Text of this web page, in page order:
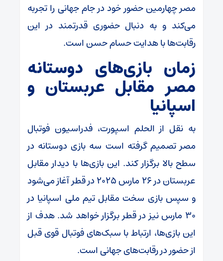
مصر چهارمین حضور خود در جام جهانی را تجربه
می‌کند و به دنبال حضوری قدرتمند در این
رقابت‌ها با هدایت حسام حسن است.
زمان بازی‌های دوستانه
مصر مقابل عربستان و
اسپانیا
به نقل از الحلم اسپورت، فدراسیون فوتبال
مصر تصمیم گرفته است سه بازی دوستانه در
سطح بالا برگزار کند. این بازی‌ها با دیدار مقابل
عربستان در ۲۶ مارس ۲۰۲۵ در قطر آغاز می‌شود
و سپس بازی سخت مقابل تیم ملی اسپانیا در
۳۰ مارس نیز در قطر برگزار خواهد شد. هدف از
این بازی‌ها، ارتباط با سبک‌های فوتبال قوی قبل
از حضور در رقابت‌های جهانی است.